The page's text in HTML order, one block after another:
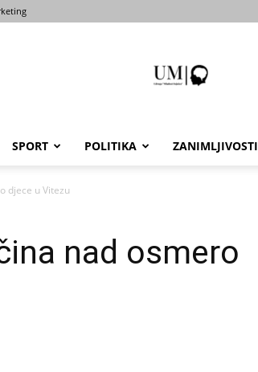
um-
SPORT POLITIKA ZANIMLJIVOSTI
djece u Vitezu
nad osmero